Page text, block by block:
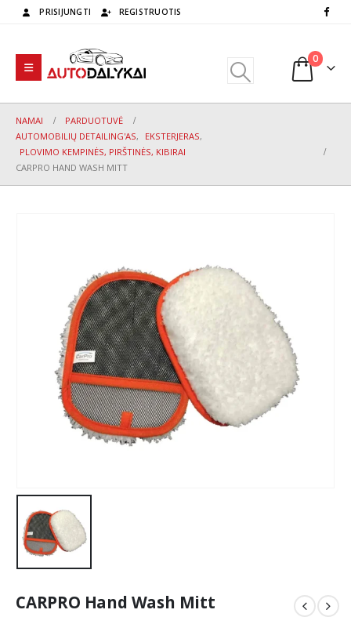
PRISIJUNGTI REGISTRUOTIS
0
NAMAI
PARDUOTUVĖ
AUTOMOBILIŲ DETAILING'AS, EKSTERJERAS,
PLOVIMO KEMPINĖS, PIRŠTINĖS, KIBIRAI
CARPRO HAND WASH MITT
CARPRO Hand Wash Mitt